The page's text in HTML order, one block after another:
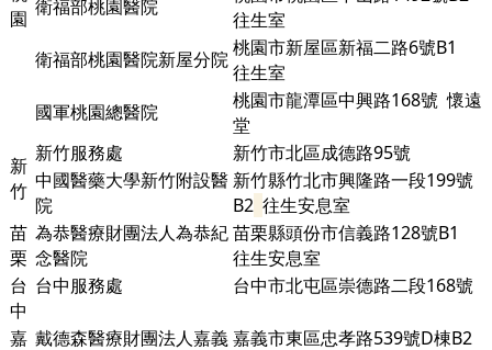
園 衛福部桃園醫院
往生室
衛福部桃園醫院新屋分院桃園市新屋區新福二路6號B1
往生室
國軍桃園總醫院
桃園市龍潭區中興路168號 懷遠
堂
新
竹
新竹服務處
新竹市北區成德路95號
中國醫藥大學新竹附設醫
院
新竹縣竹北市興隆路一段199號
B2 往生安息室
苗
栗
為恭醫療財團法人為恭紀
念醫院
苗栗縣頭份市信義路128號B1
往生安息室
台
中
台中服務處 台中市北屯區崇德路二段168號
嘉 戴德森醫療財團法人嘉義嘉義市東區忠孝路539號D棟B2